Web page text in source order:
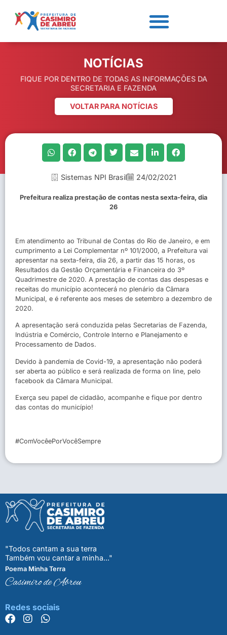
NOTÍCIAS
FIQUE POR DENTRO DE TODAS AS INFORMAÇÕES DA
SECRETARIA E FAZENDA
VOLTAR PARA NOTÍCIAS
Sistemas NPI Brasil 24/02/2021
Prefeitura realiza prestação de contas nesta sexta-feira, dia
26
Em atendimento ao Tribunal de Contas do Rio de Janeiro, e em
cumprimento a Lei Complementar nº 101/2000, a Prefeitura vai
apresentar na sexta-feira, dia 26, a partir das 15 horas, os
Resultados da Gestão Orçamentária e Financeira do 3º
Quadrimestre de 2020. A prestação de contas das despesas e
receitas do município acontecerá no plenário da Câmara
Municipal, e é referente aos meses de setembro a dezembro de
2020.
A apresentação será conduzida pelas Secretarias de Fazenda,
Indústria e Comércio, Controle Interno e Planejamento e
Processamento de Dados.
Devido à pandemia de Covid-19, a apresentação não poderá
ser aberta ao público e será realizada de forma on line, pelo
facebook da Câmara Municipal.
Exerça seu papel de cidadão, acompanhe e fique por dentro
das contas do município!
#ComVocêePorVocêSempre
"Todos cantam a sua terra
Também vou cantar a minha..."
Poema Minha Terra
Casimiro de Abreu
Redes sociais